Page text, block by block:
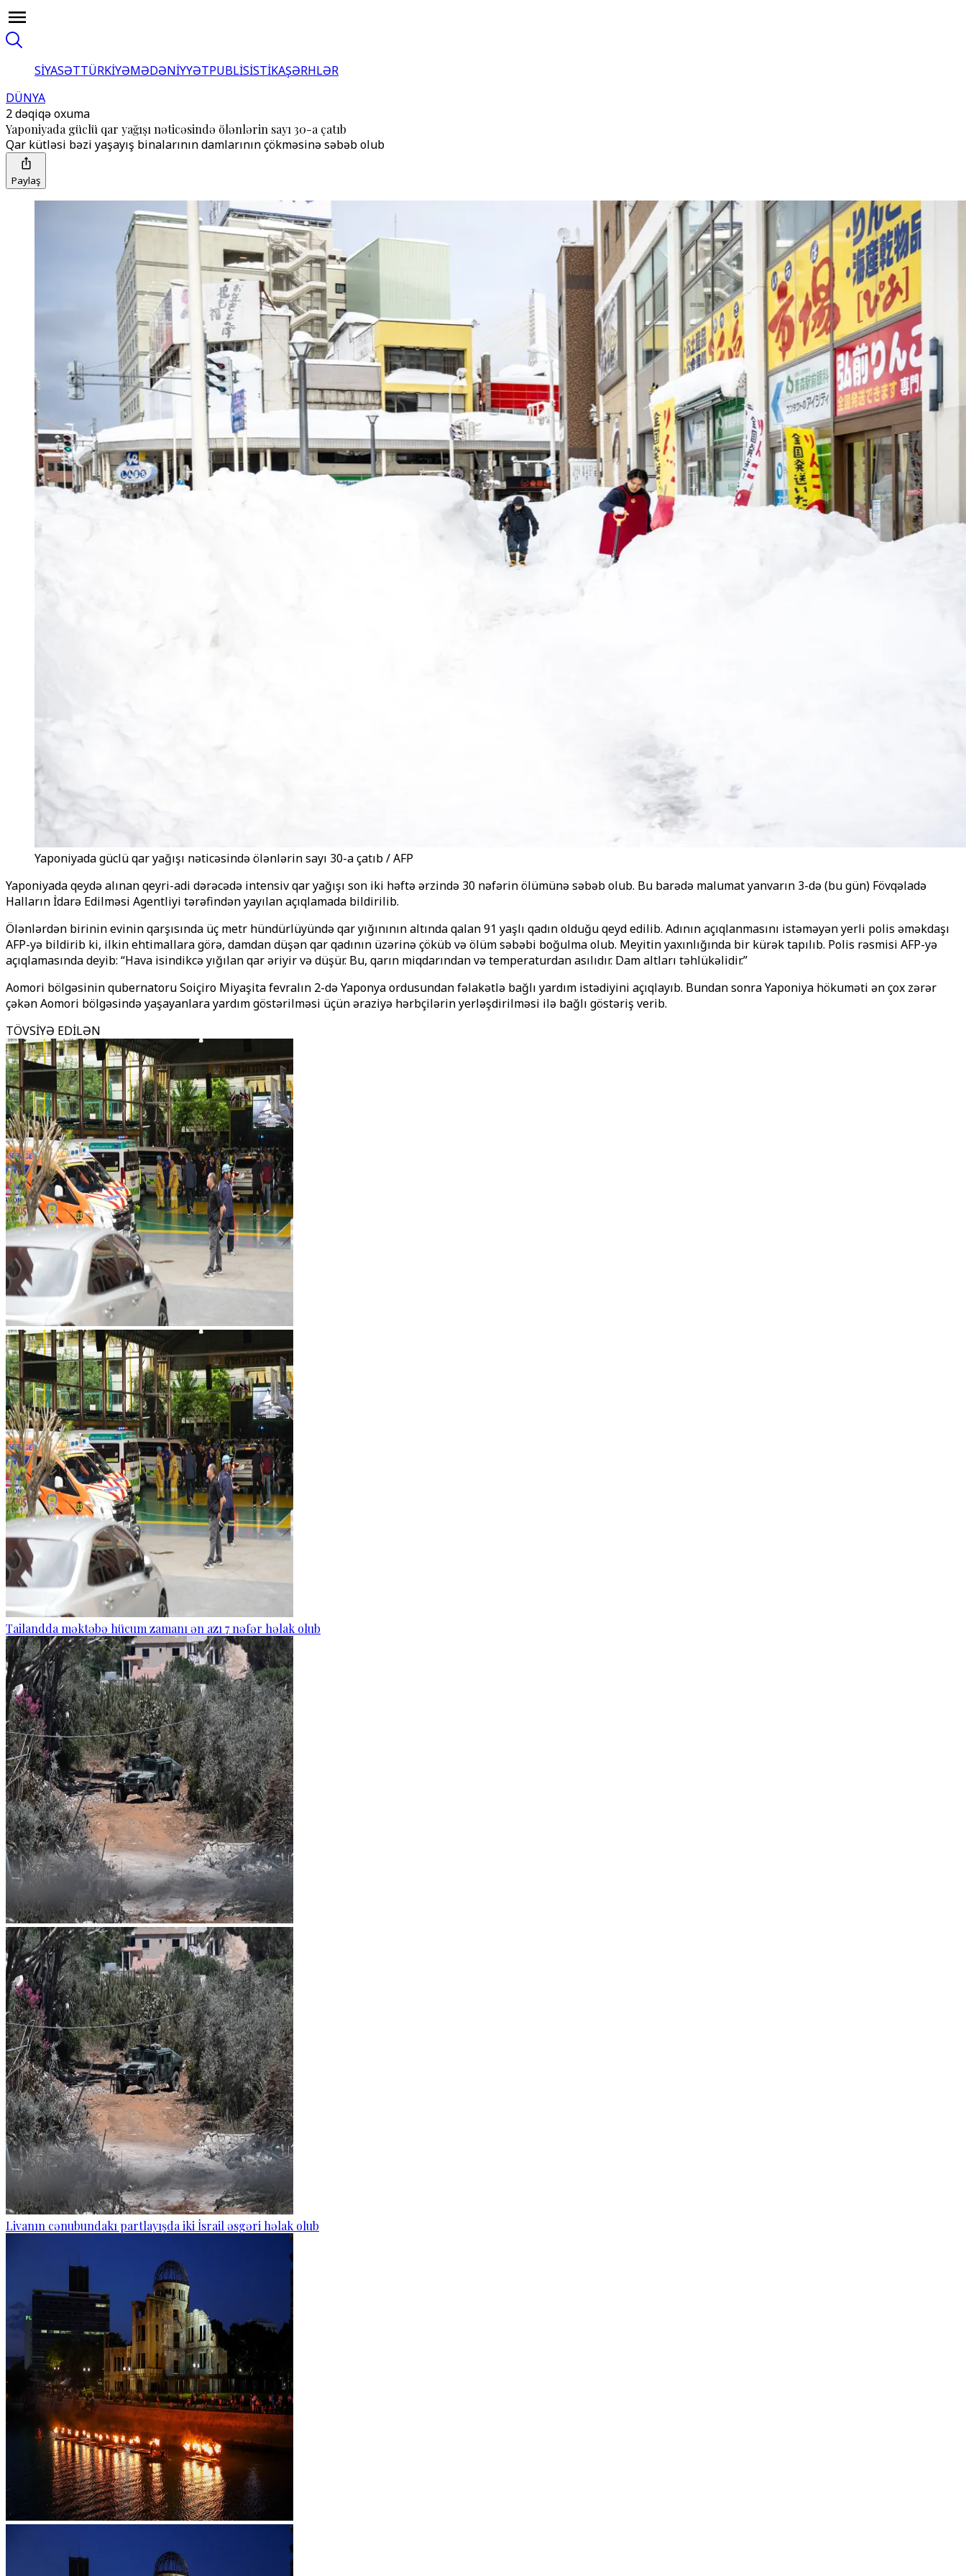
SİYASƏTTÜRKİYƏMƏDƏNİYYƏTPUBLİSİSTİKAŞƏRHLƏR
DÜNYA
2 dəqiqə oxuma
Yaponiyada güclü qar yağışı nəticəsində ölənlərin sayı 30-a çatıb
Qar kütləsi bəzi yaşayış binalarının damlarının çökməsinə səbəb olub
Paylaş
Yaponiyada güclü qar yağışı nəticəsində ölənlərin sayı 30-a çatıb / AFP
Yaponiyada qeydə alınan qeyri-adi dərəcədə intensiv qar yağışı son iki həftə ərzində 30 nəfərin ölümünə səbəb olub. Bu barədə malumat yanvarın 3-də (bu gün) Fövqəladə
Halların İdarə Edilməsi Agentliyi tərəfindən yayılan açıqlamada bildirilib.
Ölənlərdən birinin evinin qarşısında üç metr hündürlüyündə qar yığınının altında qalan 91 yaşlı qadın olduğu qeyd edilib. Adının açıqlanmasını istəməyən yerli polis əməkdaşı
AFP-yə bildirib ki, ilkin ehtimallara görə, damdan düşən qar qadının üzərinə çöküb və ölüm səbəbi boğulma olub. Meyitin yaxınlığında bir kürək tapılıb. Polis rəsmisi AFP-yə
açıqlamasında deyib: “Hava isindikcə yığılan qar əriyir və düşür. Bu, qarın miqdarından və temperaturdan asılıdır. Dam altları təhlükəlidir.”
Aomori bölgəsinin qubernatoru Soiçiro Miyaşita fevralın 2-də Yaponya ordusundan fəlakətlə bağlı yardım istədiyini açıqlayıb. Bundan sonra Yaponiya hökuməti ən çox zərər
çəkən Aomori bölgəsində yaşayanlara yardım göstərilməsi üçün əraziyə hərbçilərin yerləşdirilməsi ilə bağlı göstəriş verib.
TÖVSİYƏ EDİLƏN
Tailandda məktəbə hücum zamanı ən azı 7 nəfər həlak olub
Livanın cənubundakı partlayışda iki İsrail əsgəri həlak olub